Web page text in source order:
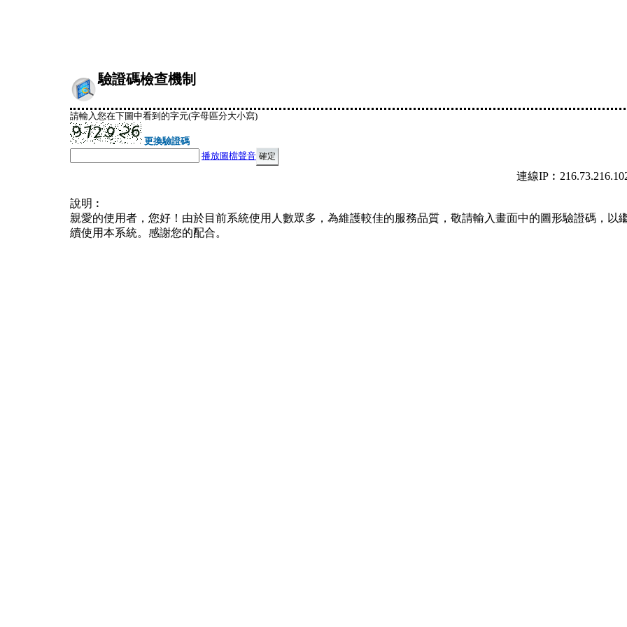
驗證碼檢查機制
請輸入您在下圖中看到的字元(字母區分大小寫)
更換驗證碼
播放圖檔聲音
連線
說明︰
親愛的使用者，您好！由於目前系統使用人數眾多，為維護較佳的服務品質，敬請輸入畫面中的圖形驗證碼，以
續使用本系統。感謝您的配合。